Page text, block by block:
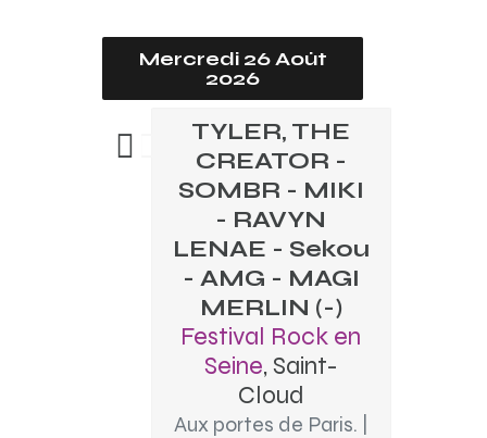
Mercredi 26 Août
2026
TYLER, THE
CREATOR -
SOMBR - MIKI
- RAVYN
LENAE - Sekou
- AMG - MAGI
MERLIN (-)
Festival Rock en
Seine, Saint-
Cloud
Aux portes de Paris. |